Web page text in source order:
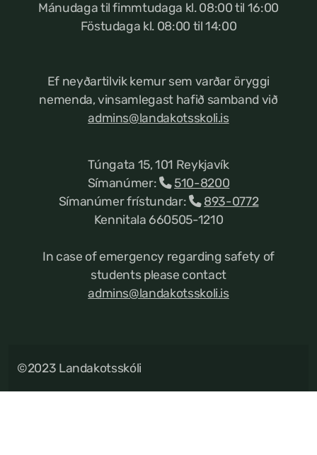
Mánudaga til fimmtudaga kl. 08:00 til 16:00
Föstudaga kl. 08:00 til 14:00
Ef neyðartilvik kemur sem varðar öryggi
nemenda, vinsamlegast hafið samband við
admins@landakotsskoli.is
Túngata 15, 101 Reykjavík
Símanúmer:
510-8200
Símanúmer frístundar:
893-0772
Kennitala 660505-1210
In case of emergency regarding safety of
students please contact
admins@landakotsskoli.is
©2023 Landakotsskóli